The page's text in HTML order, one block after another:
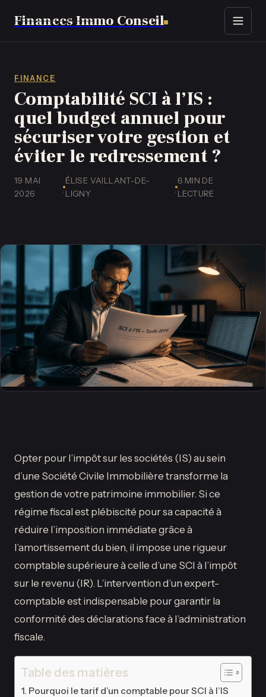
Finances Immo Conseil
Immobilier
Finance
Assurance
Business
Emploi
FINANCE
Comptabilité SCI à l’IS :
quel budget annuel pour
sécuriser votre gestion et
éviter le redressement ?
19 MAI
2026
·
ÉLISE VAILLANT-DE-
LIGNY
·
6 MIN DE
LECTURE
Opter pour l’impôt sur les sociétés (IS) au sein
d’une Société Civile Immobilière transforme la
gestion de votre patrimoine immobilier. Si ce
régime fiscal est plébiscité pour sa capacité à
réduire l’imposition immédiate grâce à
l’amortissement du bien, il impose une rigueur
comptable supérieure à celle d’une SCI à l’impôt
sur le revenu (IR). L’intervention d’un expert-
comptable est indispensable pour garantir la
conformité des déclarations face à l’administration
fiscale.
Table des matières
Pourquoi le tarif d’un comptable pour SCI à l’IS